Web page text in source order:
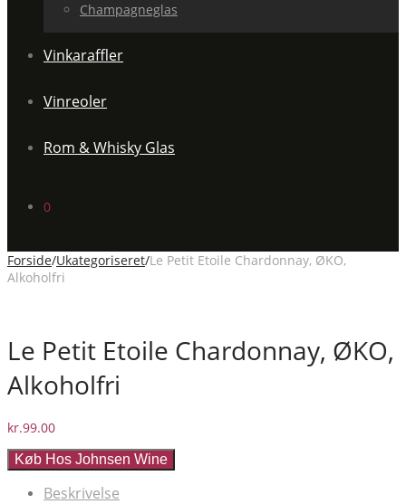
Champagneglas
Vinkaraffler
Vinreoler
Rom & Whisky Glas
0
Forside/Ukategoriseret/Le Petit Etoile Chardonnay, ØKO,
Alkoholfri
Le Petit Etoile Chardonnay, ØKO,
Alkoholfri
kr.99.00
Køb Hos Johnsen Wine
Beskrivelse